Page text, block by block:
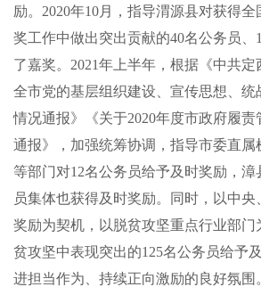
励。2020年10月，指导渭源县对获得
奖工作中做出突出贡献的40名公务员、
了嘉奖。2021年上半年，根据《中共定
全市党的基层组织建设、宣传思想、统
情况通报》《关于2020年度市政府履
通报》，加强统筹协调，指导市委直属
等部门对12名公务员给予及时奖励，漳
员集体也获得及时奖励。同时，以中
奖励为契机，以脱贫攻坚重点行业部门
贫攻坚中表现突出的125名公务员给予
进担当作为、持续正向激励的良好氛围